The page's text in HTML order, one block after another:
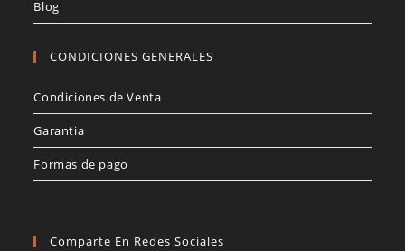
Blog
CONDICIONES GENERALES
Condiciones de Venta
Garantia
Formas de pago
Comparte En Redes Sociales